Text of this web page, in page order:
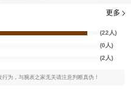
更多
(22人)
(0人)
(2人)
为，与腕表之家无关请注意判断真伪！